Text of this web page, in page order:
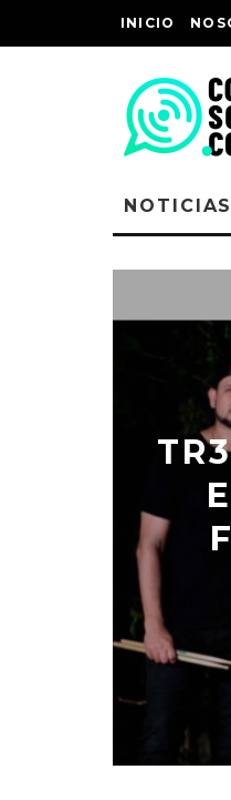
INICIO
NOTICIAS